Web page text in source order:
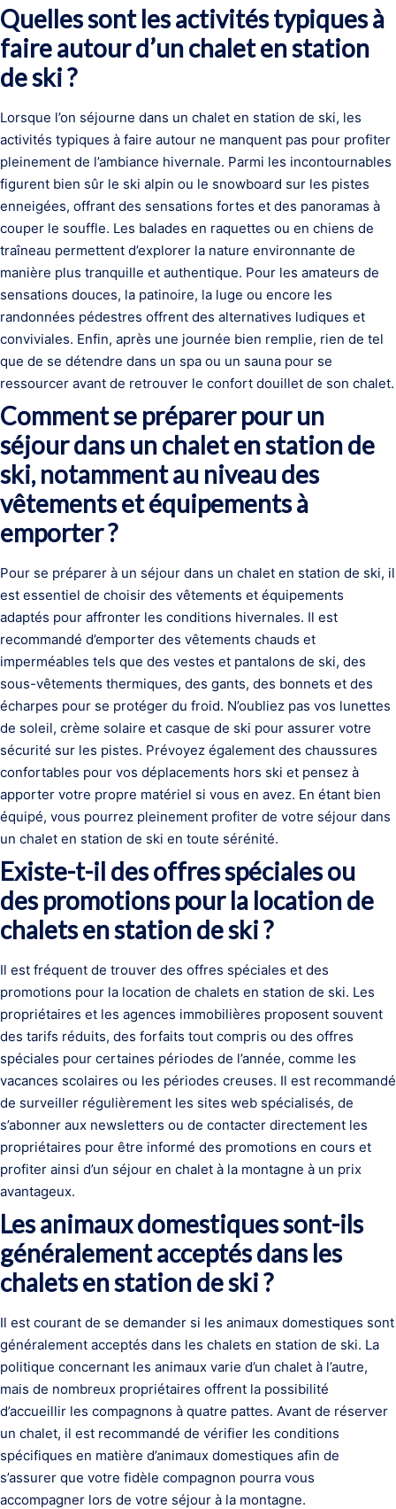
Quelles sont les activités typiques à
faire autour d’un chalet en station
de ski ?
Lorsque l’on séjourne dans un chalet en station de ski, les
activités typiques à faire autour ne manquent pas pour profiter
pleinement de l’ambiance hivernale. Parmi les incontournables
figurent bien sûr le ski alpin ou le snowboard sur les pistes
enneigées, offrant des sensations fortes et des panoramas à
couper le souffle. Les balades en raquettes ou en chiens de
traîneau permettent d’explorer la nature environnante de
manière plus tranquille et authentique. Pour les amateurs de
sensations douces, la patinoire, la luge ou encore les
randonnées pédestres offrent des alternatives ludiques et
conviviales. Enfin, après une journée bien remplie, rien de tel
que de se détendre dans un spa ou un sauna pour se
ressourcer avant de retrouver le confort douillet de son chalet.
Comment se préparer pour un
séjour dans un chalet en station de
ski, notamment au niveau des
vêtements et équipements à
emporter ?
Pour se préparer à un séjour dans un chalet en station de ski, il
est essentiel de choisir des vêtements et équipements
adaptés pour affronter les conditions hivernales. Il est
recommandé d’emporter des vêtements chauds et
imperméables tels que des vestes et pantalons de ski, des
sous-vêtements thermiques, des gants, des bonnets et des
écharpes pour se protéger du froid. N’oubliez pas vos lunettes
de soleil, crème solaire et casque de ski pour assurer votre
sécurité sur les pistes. Prévoyez également des chaussures
confortables pour vos déplacements hors ski et pensez à
apporter votre propre matériel si vous en avez. En étant bien
équipé, vous pourrez pleinement profiter de votre séjour dans
un chalet en station de ski en toute sérénité.
Existe-t-il des offres spéciales ou
des promotions pour la location de
chalets en station de ski ?
Il est fréquent de trouver des offres spéciales et des
promotions pour la location de chalets en station de ski. Les
propriétaires et les agences immobilières proposent souvent
des tarifs réduits, des forfaits tout compris ou des offres
spéciales pour certaines périodes de l’année, comme les
vacances scolaires ou les périodes creuses. Il est recommandé
de surveiller régulièrement les sites web spécialisés, de
s’abonner aux newsletters ou de contacter directement les
propriétaires pour être informé des promotions en cours et
profiter ainsi d’un séjour en chalet à la montagne à un prix
avantageux.
Les animaux domestiques sont-ils
généralement acceptés dans les
chalets en station de ski ?
Il est courant de se demander si les animaux domestiques sont
généralement acceptés dans les chalets en station de ski. La
politique concernant les animaux varie d’un chalet à l’autre,
mais de nombreux propriétaires offrent la possibilité
d’accueillir les compagnons à quatre pattes. Avant de réserver
un chalet, il est recommandé de vérifier les conditions
spécifiques en matière d’animaux domestiques afin de
s’assurer que votre fidèle compagnon pourra vous
accompagner lors de votre séjour à la montagne.